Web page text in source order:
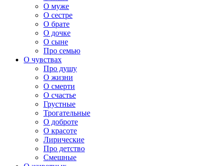
О муже
О сестре
О брате
О дочке
О сыне
Про семью
О чувствах
Про душу
О жизни
О смерти
О счастье
Грустные
Трогательные
О доброте
О красоте
Лирические
Про детство
Смешные